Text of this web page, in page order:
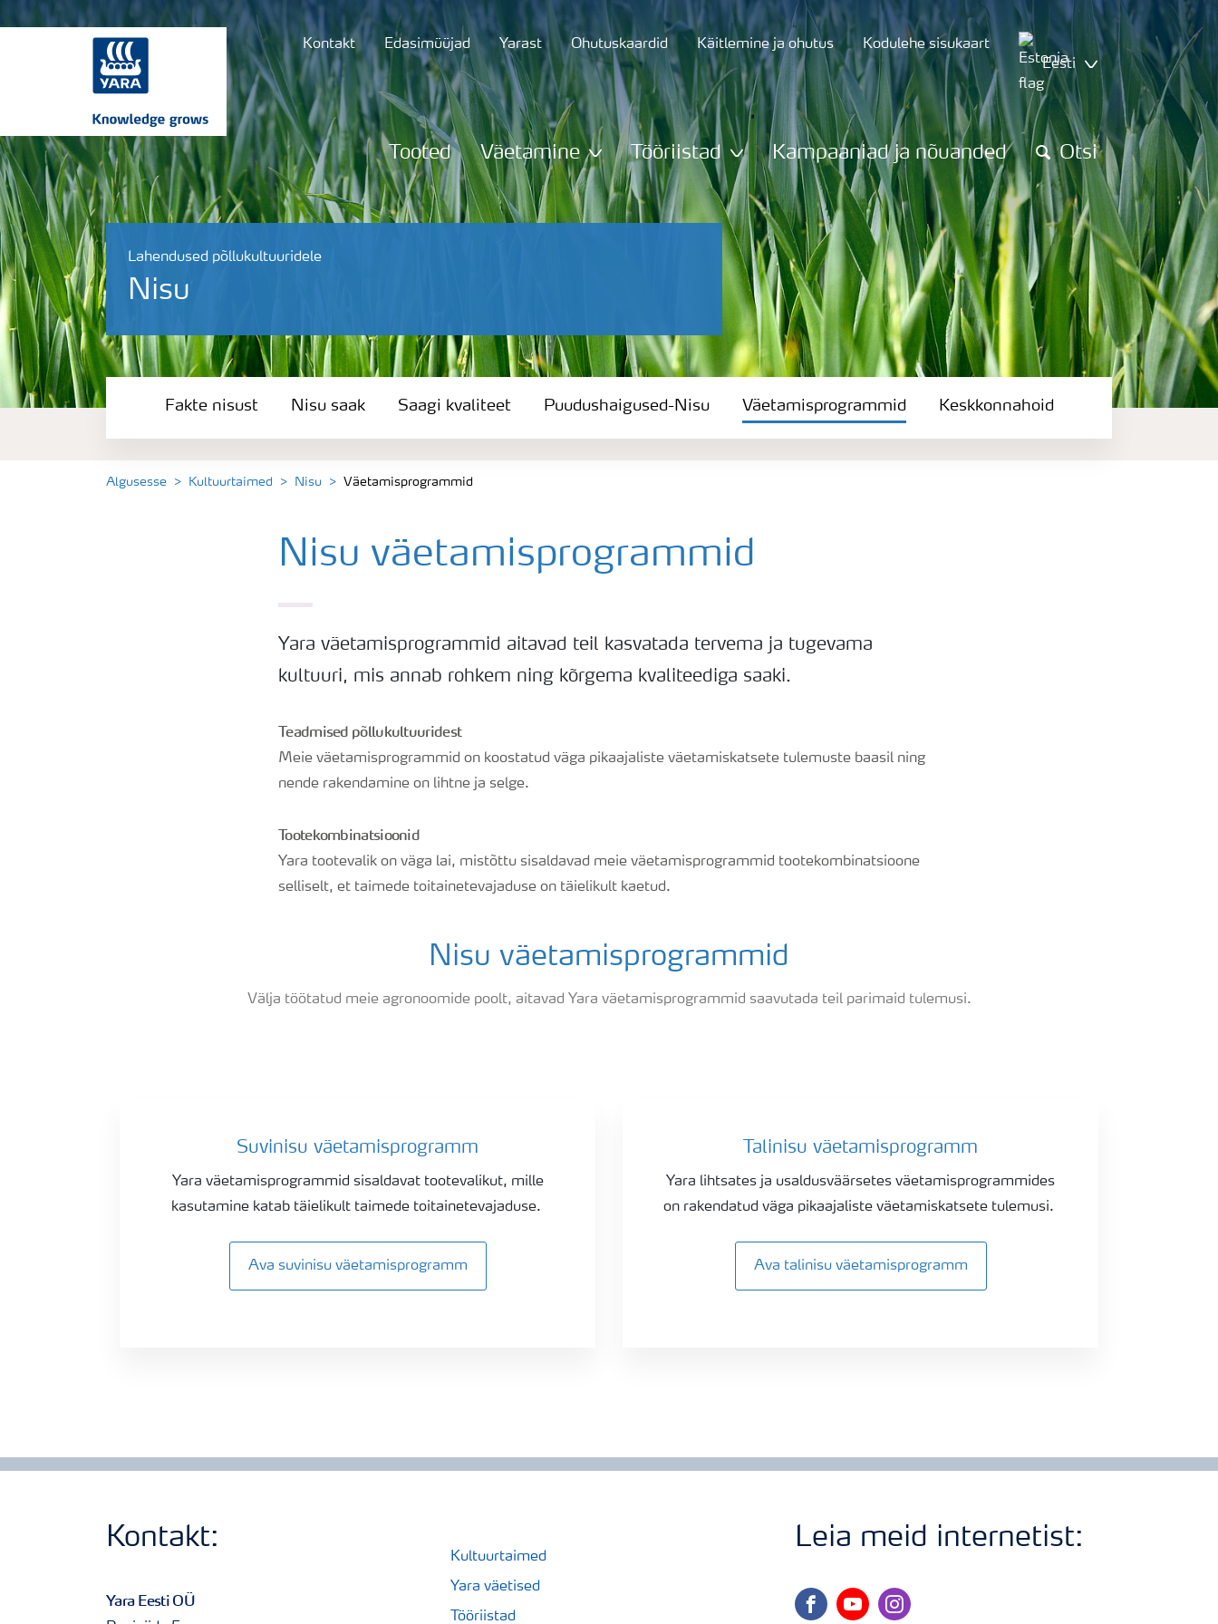
Kontakt Edasimüüjad Yarast Ohutuskaardid Käitlemine ja ohutus
Kodulehe sisukaart
Eesti
Tooted Väetamine Tööriistad Kampaaniad ja nõuanded Otsi
Lahendused põllukultuuridele
Nisu
Fakte nisust
Saagi kvaliteet
Fakte nisust Nisu saak Saagi kvaliteet Puudushaigused-Nisu Väetamisprogrammid Keskkonnahoid
Algusesse Kultuurtaimed Nisu Väetamisprogrammid
Nisu väetamisprogrammid
Yara väetamisprogrammid aitavad teil kasvatada tervema ja tugevama
kultuuri, mis annab rohkem ning kõrgema kvaliteediga saaki.
Teadmised põllukultuuridest
Meie väetamisprogrammid on koostatud väga pikaajaliste väetamiskatsete tulemuste baasil ning
nende rakendamine on lihtne ja selge.
Tootekombinatsioonid
Yara tootevalik on väga lai, mistõttu sisaldavad meie väetamisprogrammid tootekombinatsioone
selliselt, et taimede toitainetevajaduse on täielikult kaetud.
Nisu väetamisprogrammid
Välja töötatud meie agronoomide poolt, aitavad Yara väetamisprogrammid saavutada teil parimaid tulemusi.
Suvinisu väetamisprogramm
Yara väetamisprogrammid sisaldavat tootevalikut, mille
kasutamine katab täielikult taimede toitainetevajaduse.
Ava suvinisu väetamisprogramm
Talinisu väetamisprogramm
Yara lihtsates ja usaldusväärsetes väetamisprogrammides
on rakendatud väga pikaajaliste väetamiskatsete tulemusi.
Ava talinisu väetamisprogramm
Kontakt:
Yara Eesti OÜ
Kultuurtaimed
Yara väetised
Tööriistad
Leia meid internetist:
facebookyoutubeinstagram